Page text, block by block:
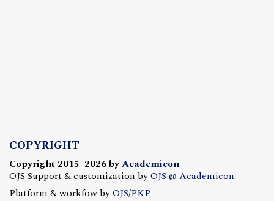
COPYRIGHT
Copyright 2015–2026 byAcademicon
OJS Support & customization byOJS @ Academicon
Platform & workfow byOJS/PKP